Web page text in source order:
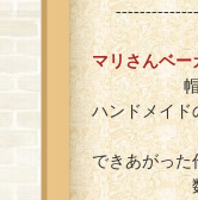
マリさんベー
ハンドメイド
できあがった